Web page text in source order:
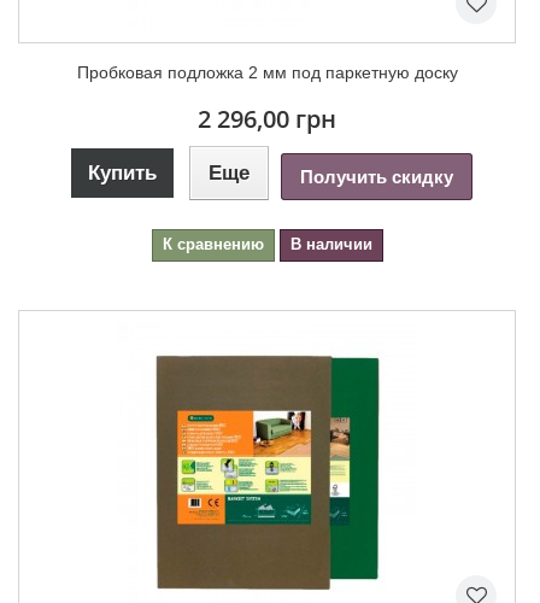
Пробковая подложка 2 мм под паркетную доску
2 296,00 грн
Купить Еще Получить скидку
К сравнению В наличии